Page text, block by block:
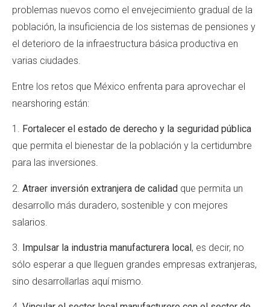
problemas nuevos como el envejecimiento gradual de la
población, la insuficiencia de los sistemas de pensiones y
el deterioro de la infraestructura básica productiva en
varias ciudades.
Entre los retos que México enfrenta para aprovechar el
nearshoring están:
1. Fortalecer el estado de derecho y la seguridad pública
que permita el bienestar de la población y la certidumbre
para las inversiones.
2. Atraer inversión extranjera de calidad que permita un
desarrollo más duradero, sostenible y con mejores
salarios.
3. Impulsar la industria manufacturera local, es decir, no
sólo esperar a que lleguen grandes empresas extranjeras,
sino desarrollarlas aquí mismo.